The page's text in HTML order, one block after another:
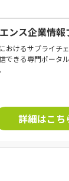
ンス企業情
おけるサプライチ
できる専門ポータ
詳細はこち